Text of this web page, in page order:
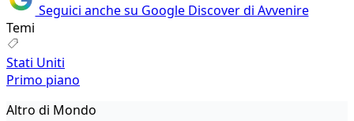
Seguici anche su Google Discover di Avvenire
Temi
Stati Uniti
Primo piano
Altro di Mondo